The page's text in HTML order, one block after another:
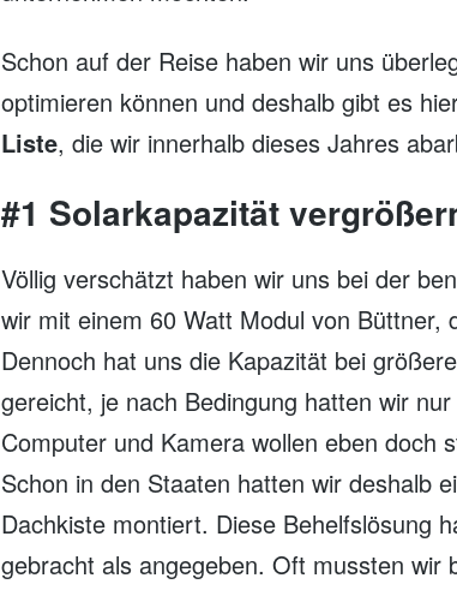
Schon auf der Reise haben wir uns
optimieren können und deshalb gibt es
Liste, die wir innerhalb dieses Jahres
#1 Solarkapazität
Völlig verschätzt haben wir uns bei der
wir mit einem 60 Watt Modul von Büttner,
Dennoch hat uns die Kapazität bei
gereicht, je nach Bedingung hatten wir
Computer und Kamera wollen eben doch
Schon in den Staaten hatten wir deshalb
Dachkiste montiert. Diese Behelfslösung
gebracht als angegeben. Oft mussten wir